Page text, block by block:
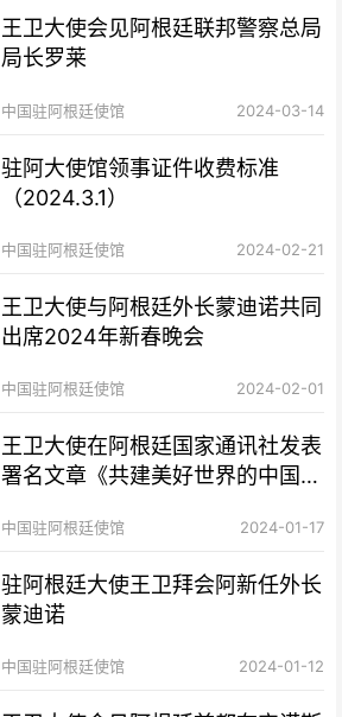
王卫大使会见阿根廷联邦警察总局
局长罗莱
中国驻阿根廷使馆 2024-03-14
驻阿大使馆领事证件收费标准
（2024.3.1）
中国驻阿根廷使馆 2024-02-21
王卫大使与阿根廷外长蒙迪诺共同
出席2024年新春晚会
中国驻阿根廷使馆 2024-02-01
王卫大使在阿根廷国家通讯社发表
署名文章《共建美好世界的中国方
中国驻阿根廷使馆 2024-01-17
驻阿根廷大使王卫拜会阿新任外长
蒙迪诺
中国驻阿根廷使馆 2024-01-12